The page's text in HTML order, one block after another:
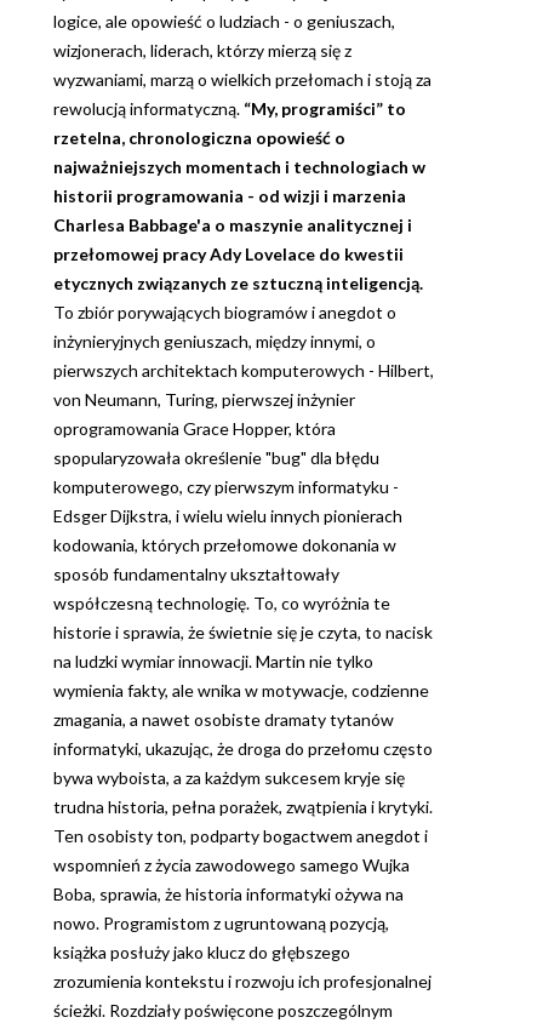
logice, ale opowieść o ludziach - o geniuszach,
wizjonerach, liderach, którzy mierzą się z
wyzwaniami, marzą o wielkich przełomach i stoją za
rewolucją informatyczną. “My, programiści” to
rzetelna, chronologiczna opowieść o
najważniejszych momentach i technologiach w
historii programowania - od wizji i marzenia
Charlesa Babbage'a o maszynie analitycznej i
przełomowej pracy Ady Lovelace do kwestii
etycznych związanych ze sztuczną inteligencją.
To zbiór porywających biogramów i anegdot o
inżynieryjnych geniuszach, między innymi, o
pierwszych architektach komputerowych - Hilbert,
von Neumann, Turing, pierwszej inżynier
oprogramowania Grace Hopper, która
spopularyzowała określenie "bug" dla błędu
komputerowego, czy pierwszym informatyku -
Edsger Dijkstra, i wielu wielu innych pionierach
kodowania, których przełomowe dokonania w
sposób fundamentalny ukształtowały
współczesną technologię. To, co wyróżnia te
historie i sprawia, że świetnie się je czyta, to nacisk
na ludzki wymiar innowacji. Martin nie tylko
wymienia fakty, ale wnika w motywacje, codzienne
zmagania, a nawet osobiste dramaty tytanów
informatyki, ukazując, że droga do przełomu często
bywa wyboista, a za każdym sukcesem kryje się
trudna historia, pełna porażek, zwątpienia i krytyki.
Ten osobisty ton, podparty bogactwem anegdot i
wspomnień z życia zawodowego samego Wujka
Boba, sprawia, że historia informatyki ożywa na
nowo. Programistom z ugruntowaną pozycją,
książka posłuży jako klucz do głębszego
zrozumienia kontekstu i rozwoju ich profesjonalnej
ścieżki. Rozdziały poświęcone poszczególnym